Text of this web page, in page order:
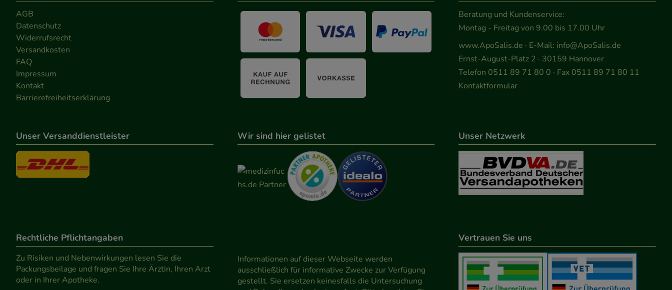
AGB
Datenschutz
Widerrufsrecht
Versandkosten
FAQ
Impressum
Kontakt
Barrierefreiheitserklärung
Beratung und Kundenservice:
Montag - Freitag von 9.00 bis 17.00 Uhr
www.ApoSalis.de · E-Mail: info@ApoSalis.de
Ernst-August-Platz 2 · 30159 Hannover
Telefon 0511 89 71 80 0 · Fax 0511 89 71 80 11
Kontaktformular
Unser Versanddienstleister Wir sind hier gelistet Unser Netzwerk
Rechtliche Pflichtangaben
Zu Risiken und Nebenwirkungen lesen Sie die
Packungsbeilage und fragen Sie Ihre Ärztin, Ihren Arzt
oder in Ihrer Apotheke.
Informationen auf dieser Webseite werden
ausschließlich für informative Zwecke zur Verfügung
gestellt. Sie ersetzen keinesfalls die Untersuchung
Vertrauen Sie uns